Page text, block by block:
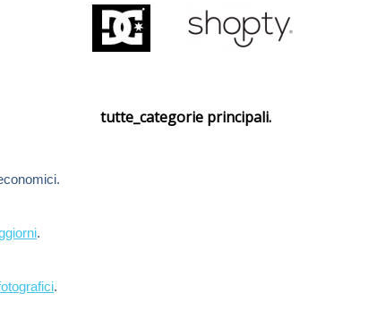
tutte_categorie principali.
.
.